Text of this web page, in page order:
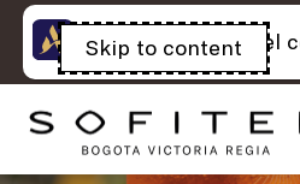
Skip to content
Open
acessibility
panel
Lo mejor de Sofitel